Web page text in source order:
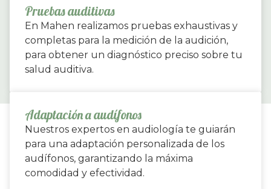
Pruebas auditivas
En Mahen realizamos pruebas exhaustivas y
completas para la medición de la audición,
para obtener un diagnóstico preciso sobre tu
salud auditiva.
Adaptación a audífonos
Nuestros expertos en audiología te guiarán
para una adaptación personalizada de los
audífonos, garantizando la máxima
comodidad y efectividad.